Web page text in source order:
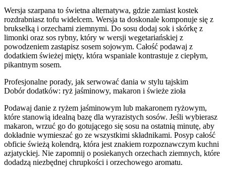
Wersja szarpana to świetna alternatywa, gdzie zamiast kostek
rozdrabniasz tofu widelcem. Wersja ta doskonale komponuje się z
brukselką i orzechami ziemnymi. Do sosu dodaj sok i skórkę z
limonki oraz sos rybny, który w wersji wegetariańskiej z
powodzeniem zastąpisz sosem sojowym. Całość podawaj z
dodatkiem świeżej mięty, która wspaniale kontrastuje z ciepłym,
pikantnym sosem.
Profesjonalne porady, jak serwować dania w stylu tajskim
Dobór dodatków: ryż jaśminowy, makaron i świeże zioła
Podawaj danie z ryżem jaśminowym lub makaronem ryżowym,
które stanowią idealną bazę dla wyrazistych sosów. Jeśli wybierasz
makaron, wrzuć go do gotującego się sosu na ostatnią minutę, aby
dokładnie wymieszać go ze wszystkimi składnikami. Posyp całość
obficie świeżą kolendrą, która jest znakiem rozpoznawczym kuchni
azjatyckiej. Nie zapomnij o posiekanych orzechach ziemnych, które
dodadzą niezbędnej chrupkości i orzechowego aromatu.